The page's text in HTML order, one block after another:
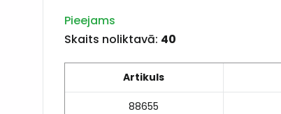
Pieejams
Skaits noliktavā: 40
Artikuls
88655